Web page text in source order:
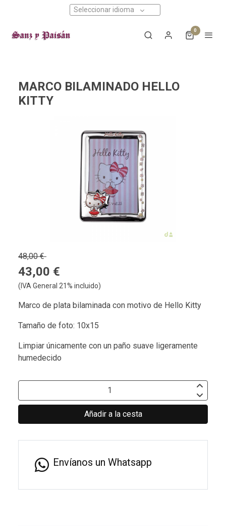
Seleccionar idioma
0
MARCO BILAMINADO HELLO
KITTY
48,00 €
43,00 €
(IVA General 21% incluido)
Marco de plata bilaminada con motivo de Hello Kitty
Tamaño de foto: 10x15
Limpiar únicamente con un paño suave ligeramente
humedecido
Añadir a la cesta
Envíanos un Whatsapp